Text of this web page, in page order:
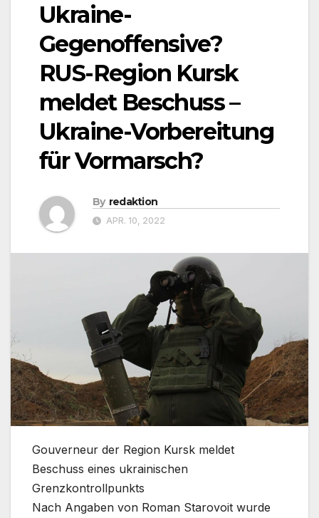
Ukraine-
Gegenoffensive?
RUS-Region Kursk
meldet Beschuss –
Ukraine-Vorbereitung
für Vormarsch?
By redaktion
APR. 10, 2022
Gouverneur der Region Kursk meldet
Beschuss eines ukrainischen
Grenzkontrollpunkts
Nach Angaben von Roman Starovoit wurde